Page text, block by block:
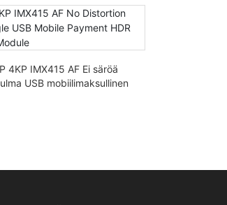
4KP IMX415 AF Ei säröä
USB mobiilimaksullinen